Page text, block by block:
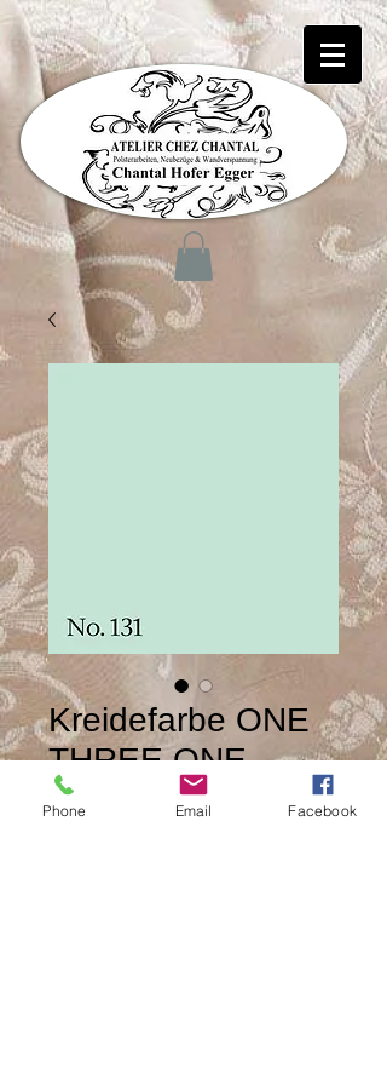
Kreidefarbe ONE
THREE ONE
CHF 38.00 Preis
Phone Email Facebook